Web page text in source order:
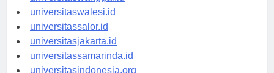
universitaswanggar.id
universitaswalesi.id
universitassalor.id
universitasjakarta.id
universitassamarinda.id